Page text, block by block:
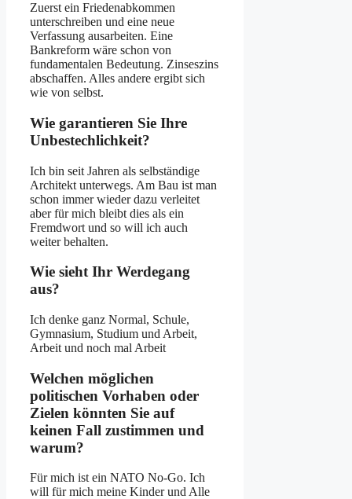
Zuerst ein Friedenabkommen
unterschreiben und eine neue
Verfassung ausarbeiten. Eine
Bankreform wäre schon von
fundamentalen Bedeutung. Zinseszins
abschaffen. Alles andere ergibt sich
wie von selbst.
Wie garantieren Sie Ihre
Unbestechlichkeit?
Ich bin seit Jahren als selbständige
Architekt unterwegs. Am Bau ist man
schon immer wieder dazu verleitet
aber für mich bleibt dies als ein
Fremdwort und so will ich auch
weiter behalten.
Wie sieht Ihr Werdegang
aus?
Ich denke ganz Normal, Schule,
Gymnasium, Studium und Arbeit,
Arbeit und noch mal Arbeit
Welchen möglichen
politischen Vorhaben oder
Zielen könnten Sie auf
keinen Fall zustimmen und
warum?
Für mich ist ein NATO No-Go. Ich
will für mich meine Kinder und Alle